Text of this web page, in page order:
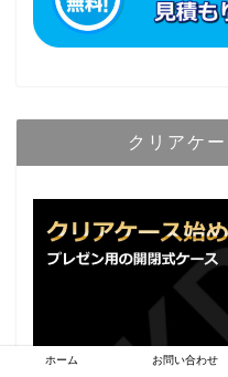
クリアケ
ホーム お問い合わせ